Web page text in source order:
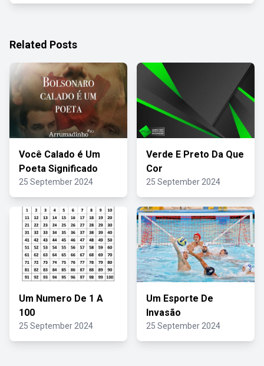
Related Posts
Você Calado é Um
Poeta Significado
25 September 2024
Verde E Preto Da Que
Cor
25 September 2024
Um Numero De 1 A
100
25 September 2024
Um Esporte De
Invasão
25 September 2024